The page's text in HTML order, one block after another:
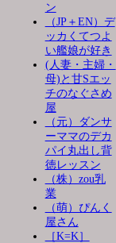
ン
（JP＋EN）デ
ッカくてつよ
い艦娘が好き
(人妻・主婦・
母)と甘Sエッ
チのなぐさめ
屋
（元）ダンサ
ーママのデカ
パイ丸出し背
徳レッスン
（株）zou乳
業
（萌）ぴんく
屋さん
［K=K］